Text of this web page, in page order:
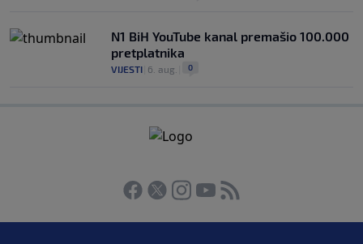
N1 BiH YouTube kanal premašio 100.000
pretplatnika
VIJESTI 6. aug. 0